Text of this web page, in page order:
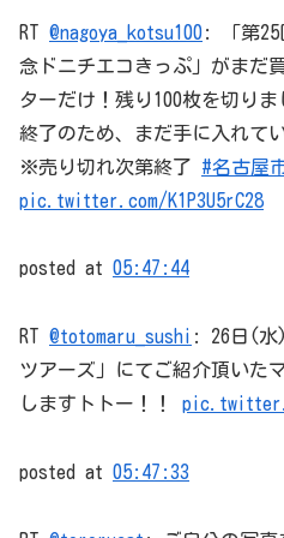
RT @nagoya_kotsu100: 「第25
念ドニチエコきっぷ」がまだ
ターだけ！残り100枚を切り
終了のため、まだ手に入れて
※売り切れ次第終了 #名古屋
pic.twitter.com/K1P3U5rC28
posted at 05:47:44
RT @totomaru_sushi : 26日(水
ツアーズ」にてご紹介頂いた
しますトトー！！
posted at 05:47:33